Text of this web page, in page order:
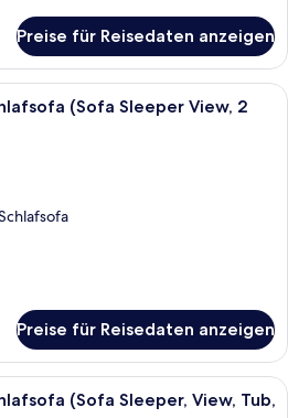
Preise für Reisedaten anzeigen
Ein Hotelzimmer mit einem großen
(Sofa Sleeper View, 2
Preise für Reisedaten anzeigen
Ein Hotelzimmer mit einem großen
(Sofa Sleeper, View, Tub,